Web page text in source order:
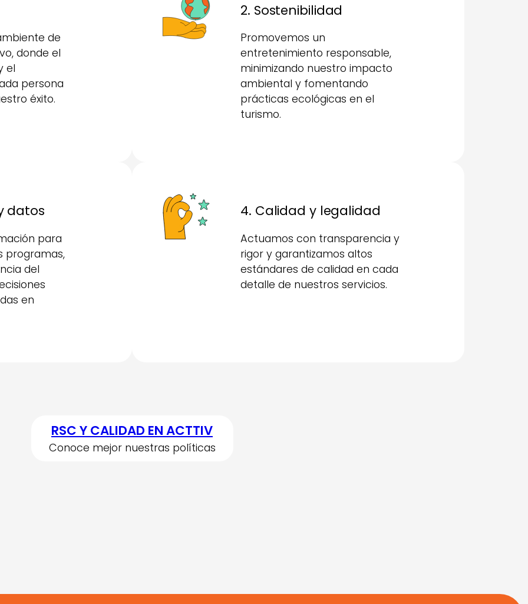
de
donde el
el
persona
éxito.
2. Sostenibilidad
Promovemos un
entretenimiento responsable,
minimizando nuestro impacto
ambiental y fomentando
prácticas ecológicas en el
turismo.
datos
para
programas,
del
en
4. Calidad y legalidad
Actuamos con transparencia y
rigor y garantizamos altos
estándares de calidad en cada
detalle de nuestros servicios.
RSC Y CALIDAD EN ACTTIV
Conoce mejor nuestras políticas